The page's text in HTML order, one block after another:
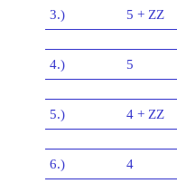
3.) 5 + ZZ
4.) 5
5.) 4 + ZZ
6.) 4